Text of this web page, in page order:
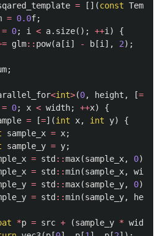
= [](const
= 0.0f;
= 0; i < a. size(); ++i )
{
glm:: pow(a [i ] - b [i ], 2);
;
<int>(0, height , [=
= 0; x < width; ++x)
{
= [=](int x, int y)
{
sample_x = x;
sample_y = y;
= std ::max(sample_x, 0);
= std ::min(sample_x,
width
= std ::max(sample_y, 0);
= std ::min(sample_y, height
*p = src + (sample_y * width